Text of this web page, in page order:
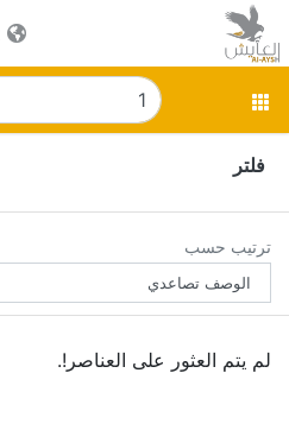
فلتر
ترتيب حسب
لم يتم العثور على العناصر!.